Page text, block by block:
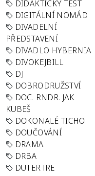
DIDAKTICKÝ TEST
DIGITÁLNÍ NOMÁD
DIVADELNÍ
PŘEDSTAVENÍ
DIVADLO HYBERNIA
DIVOKEJBILL
DJ
DOBRODRUŽSTVÍ
DOC. RNDR. JAK
KUBEŠ
DOKONALÉ TICHO
DOUČOVÁNÍ
DRAMA
DRBA
DUTERTRE